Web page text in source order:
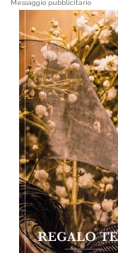
Messaggio pubblicitario